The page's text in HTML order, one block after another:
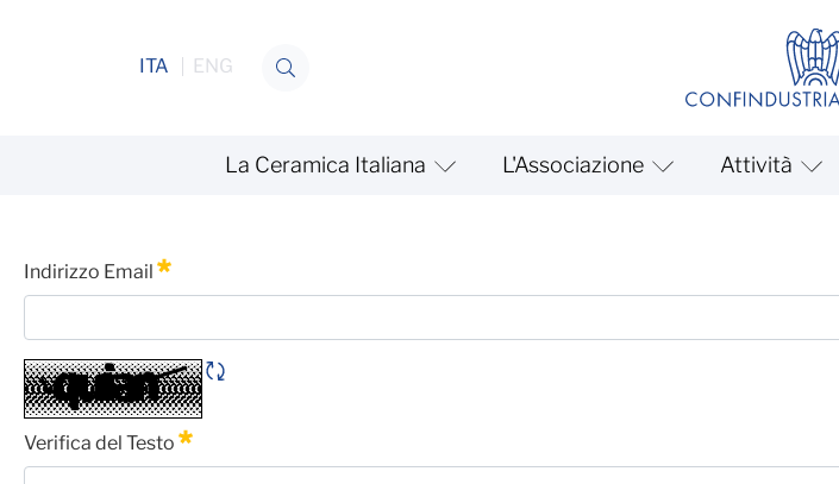
ITA ENG
La Ceramica Italiana L'Associazione Attività
Password Dimenticata
Indirizzo Email
Obbligatorio
Verifica del Testo
Obbligatorio